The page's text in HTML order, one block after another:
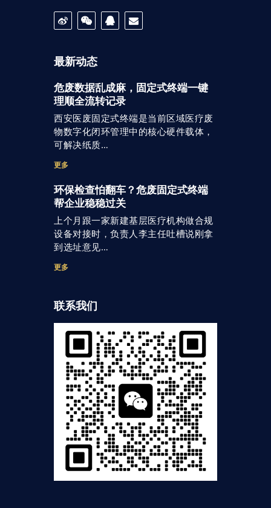
最新动态
危废数据乱成麻，固定式终端一键
理顺全流转记录
西安医废固定式终端是当前区域医疗废
物数字化闭环管理中的核心硬件载体，
可解决纸质…
更多
环保检查怕翻车？危废固定式终端
帮企业稳稳过关
上个月跟一家新建基层医疗机构做合规
设备对接时，负责人李主任吐槽说刚拿
到选址意见…
更多
联系我们